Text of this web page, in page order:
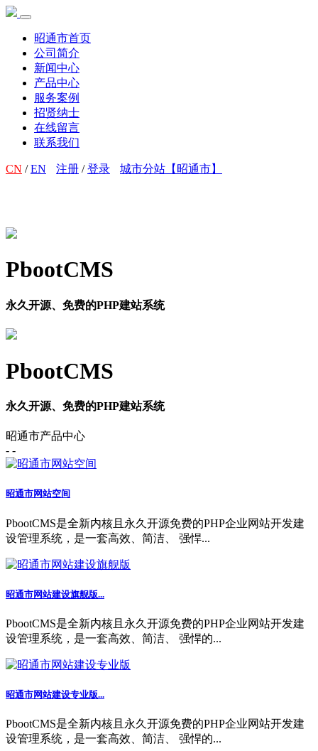
昭通市首页
公司简介
新闻中心
产品中心
服务案例
招贤纳士
在线留言
联系我们
CN /EN 注册 /登录 城市分站【昭通市】
PbootCMS
永久开源、免费的PHP建站系统
PbootCMS
永久开源、免费的PHP建站系统
昭通市产品中心
- -
昭通市网站空间
PbootCMS是全新内核且永久开源免费的PHP企业网站开发建
设管理系统，是一套高效、简洁、 强悍...
昭通市网站建设旗舰版...
PbootCMS是全新内核且永久开源免费的PHP企业网站开发建
设管理系统，是一套高效、简洁、 强悍的...
昭通市网站建设专业版...
PbootCMS是全新内核且永久开源免费的PHP企业网站开发建
设管理系统，是一套高效、简洁、 强悍的...